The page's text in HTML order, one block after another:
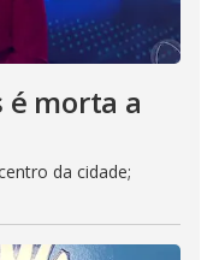
é morta a
da cidade;